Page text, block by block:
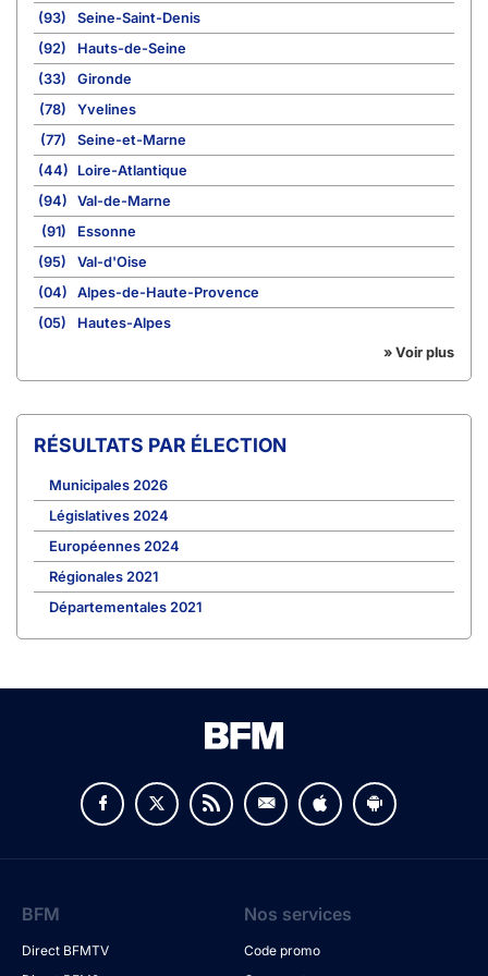
(93)
Seine-Saint-Denis
(92)
Hauts-de-Seine
(33)
Gironde
(78)
Yvelines
(77)
Seine-et-Marne
(44)
Loire-Atlantique
(94)
Val-de-Marne
(91)
Essonne
(95)
Val-d'Oise
(04)
Alpes-de-Haute-Provence
(05)
Hautes-Alpes
» Voir plus
RÉSULTATS PAR ÉLECTION
Municipales 2026
Législatives 2024
Européennes 2024
Régionales 2021
Départementales 2021
BFM
Direct BFMTV
Nos services
Code promo